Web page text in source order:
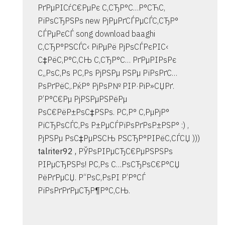
РґРµРІСѓС€РµРє С‚СЂР°С…Р°СЋС‚
РїРѕСЂРЅРѕ new РјРµРґСЃРµСЃС‚СЂР°
СЃРµРєСЃ song download baaghi
С‚СЂР°РЅСЃС‹ РіРµРё РјРѕСЃРєРІС‹
С‡РёС‚Р°С‚СЊ С‚СЂР°С… РґРµРІРѕРє
С„РѕС‚Рѕ Р­С‚Рѕ РјРЅРµ РЅРµ РїРѕРґС…
РѕРґРёС‚.РќР° РјРѕР№ РІР·РіР»СЏРґ.
Р’Р°С€Рµ РјРЅРµРЅРёРµ
РѕС€РёР±РѕС‡РЅРѕ. Р­С‚Р° С‚РµРјР°
РїСЂРѕСЃС‚Рѕ Р±РµСЃРїРѕРґРѕР±РЅР° :) ,
РјРЅРµ РѕС‡РµРЅСЊ РЅСЂР°РІРёС‚СЃСЏ )))
talriter92 , РЎРѕРІРµСЂС€РµРЅРЅРѕ
РІРµСЂРЅРѕ! Р­С‚Рѕ С…РѕСЂРѕС€Р°СЏ
РёРґРµСЏ. Р“РѕС‚РѕРІ Р’Р°СЃ
РїРѕРґРґРµСЂР¶Р°С‚СЊ.